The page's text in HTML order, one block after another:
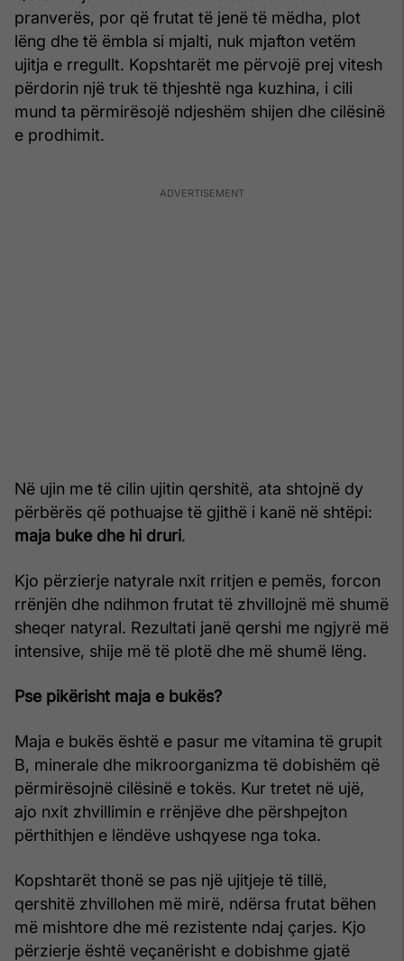
pranverës, por që frutat të jenë të mëdha, plot
lëng dhe të ëmbla si mjalti, nuk mjafton vetëm
ujitja e rregullt. Kopshtarët me përvojë prej vitesh
përdorin një truk të thjeshtë nga kuzhina, i cili
mund ta përmirësojë ndjeshëm shijen dhe cilësinë
e prodhimit.
Në ujin me të cilin ujitin qershitë, ata shtojnë dy
përbërës që pothuajse të gjithë i kanë në shtëpi:
maja buke dhe hi druri.
Kjo përzierje natyrale nxit rritjen e pemës, forcon
rrënjën dhe ndihmon frutat të zhvillojnë më shumë
sheqer natyral. Rezultati janë qershi me ngjyrë më
intensive, shije më të plotë dhe më shumë lëng.
Pse pikërisht maja e bukës?
Maja e bukës është e pasur me vitamina të grupit
B, minerale dhe mikroorganizma të dobishëm që
përmirësojnë cilësinë e tokës. Kur tretet në ujë,
ajo nxit zhvillimin e rrënjëve dhe përshpejton
përthithjen e lëndëve ushqyese nga toka.
Kopshtarët thonë se pas një ujitjeje të tillë,
qershitë zhvillohen më mirë, ndërsa frutat bëhen
më mishtore dhe më rezistente ndaj çarjes. Kjo
përzierje është veçanërisht e dobishme gjatë